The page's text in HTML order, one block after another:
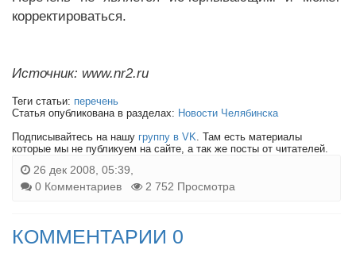
корректироваться.
Источник: www.nr2.ru
Теги статьи: перечень
Статья опубликована в разделах: Новости Челябинска
Подписывайтесь на нашу группу в VK. Там есть материалы
которые мы не публикуем на сайте, а так же посты от читателей.
26 дек 2008, 05:39,
0 Комментариев
2 752 Просмотра
КОММЕНТАРИИ 0